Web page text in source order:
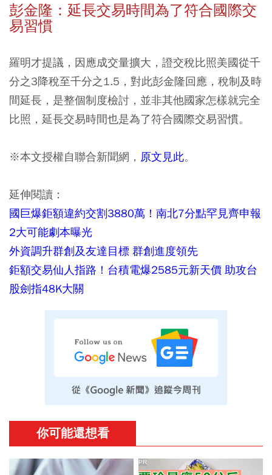
彭金隆：延長交易時間為了符合國際交
易習慣
羅明才提議，因應成交量擴大，證交稅比照美國從千
分之3降稅至千分之1.5，對此彭金隆回應，稅制及時
間延長，是整個制度檢討，並非其他國家怎樣就完全
比照，延長交易時間也是為了符合國際交易習慣。
※本文授權自聯合新聞網， 原文見此。
延伸閱讀：
國巨爆鉅額違約交割3880萬！南北7分點罕見齊申報
2大可能劇本曝光
外資調升群創及友達目標 群創進度領先
鉅額交易仙人指路！台積電爆2585元新天價 助攻台
股劍指48K大關